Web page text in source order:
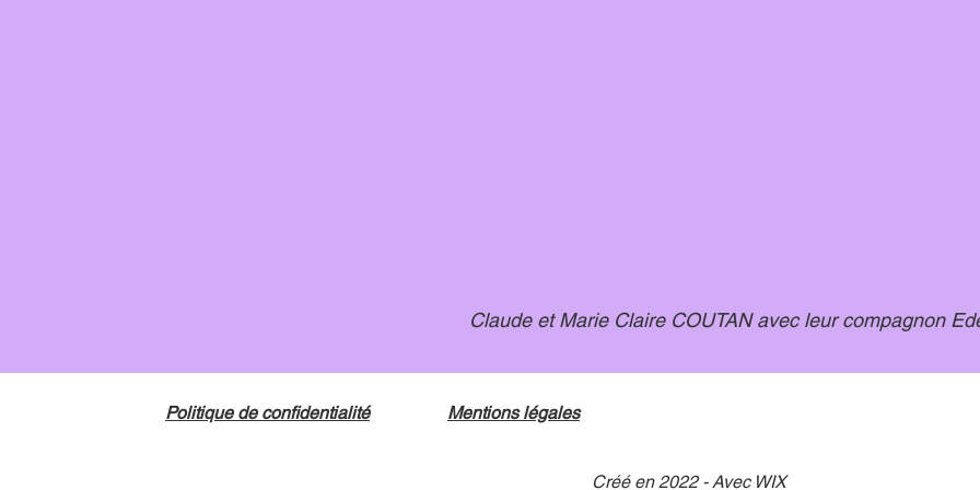
Claude et Marie Claire COUTAN avec leur compagnon
Politique de confidentialité Mentions légales
Créé en 2022 - Avec WIX